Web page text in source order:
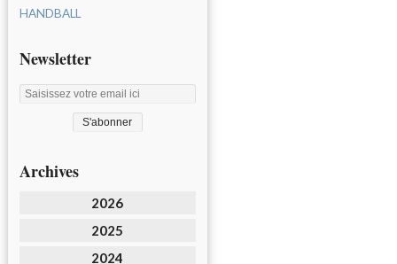
HANDBALL
Newsletter
Archives
2026
2025
2024